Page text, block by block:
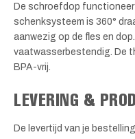
De schroefdop
schenksysteem is 360°
aanwezig op de fles en
vaatwasserbestendig. De
BPA-vrij.
LEVERING &
De levertijd van je